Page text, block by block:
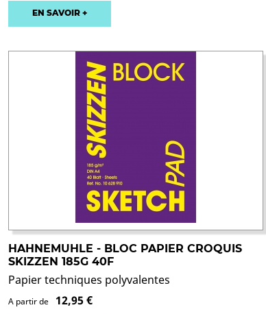
EN SAVOIR +
HAHNEMUHLE - BLOC PAPIER CROQUIS
SKIZZEN 185G 40F
Papier techniques polyvalentes
A partir de 12,95 €